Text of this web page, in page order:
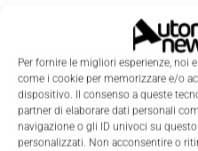
Per fornire le migliori esperienze, noi
come i cookie per memorizzare e/o
dispositivo. Il consenso a queste
partner di elaborare dati personali
navigazione o gli ID univoci su
personalizzati. Non acconsentire o